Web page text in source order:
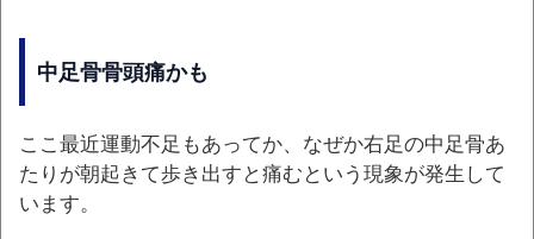
中足骨骨頭痛かも
ここ最近運動不足もあってか、なぜか右足の中足骨あ
たりが朝起きて歩き出すと痛むという現象が発生して
います。